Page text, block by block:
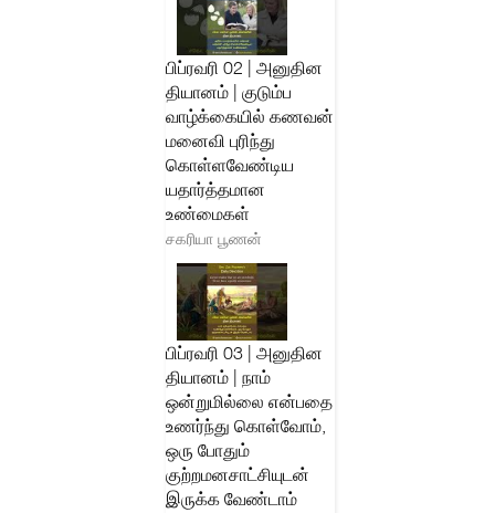
பிப்ரவரி 02 | அனுதின
தியானம் | குடும்ப
வாழ்க்கையில் கணவன்
மனைவி புரிந்து
கொள்ளவேண்டிய
யதார்த்தமான
உண்மைகள்
சகரியா பூணன்
பிப்ரவரி 03 | அனுதின
தியானம் | நாம்
ஒன்றுமில்லை என்பதை
உணர்ந்து கொள்வோம்,
ஒரு போதும்
குற்றமனசாட்சியுடன்
இருக்க வேண்டாம்